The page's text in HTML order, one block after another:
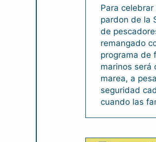
Para
pardon de la
de
remangado
programa de
marinos será
marea, a
seguridad
cuando las